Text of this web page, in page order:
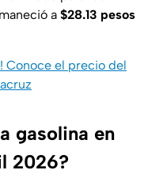
a $28.13 pesos
Conoce el precio del
gasolina en
2026?